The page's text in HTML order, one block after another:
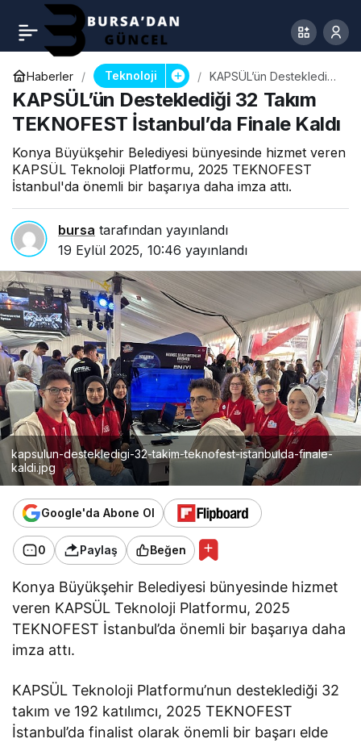
Haberler Teknoloji
KAPSÜL’ün Desteklediği
32 Takım TEKNOFEST
İstanbul’da Finale Kaldı
KAPSÜL’ün Desteklediği 32 Takım
TEKNOFEST İstanbul’da Finale Kaldı
Konya Büyükşehir Belediyesi bünyesinde hizmet veren
KAPSÜL Teknoloji Platformu, 2025 TEKNOFEST
İstanbul'da önemli bir başarıya daha imza attı.
bursa tarafından yayınlandı
19 Eylül 2025, 10:46 yayınlandı
kapsulun-destekledigi-32-takim-teknofest-istanbulda-finale-
kaldi.jpg
Google'da Abone Ol
0 Paylaş Beğen
Konya Büyükşehir Belediyesi bünyesinde hizmet
veren KAPSÜL Teknoloji Platformu, 2025
TEKNOFEST İstanbul’da önemli bir başarıya daha
imza attı.
KAPSÜL Teknoloji Platformu’nun desteklediği 32
takım ve 192 katılımcı, 2025 TEKNOFEST
İstanbul’da finalist olarak önemli bir başarı elde